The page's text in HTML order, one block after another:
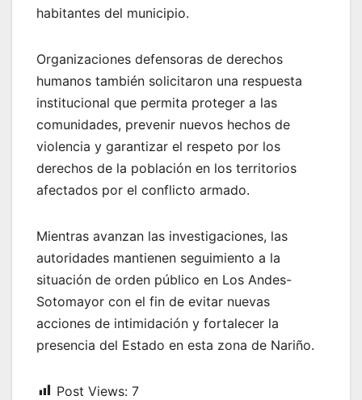
habitantes del municipio.
Organizaciones defensoras de derechos
humanos también solicitaron una respuesta
institucional que permita proteger a las
comunidades, prevenir nuevos hechos de
violencia y garantizar el respeto por los
derechos de la población en los territorios
afectados por el conflicto armado.
Mientras avanzan las investigaciones, las
autoridades mantienen seguimiento a la
situación de orden público en Los Andes-
Sotomayor con el fin de evitar nuevas
acciones de intimidación y fortalecer la
presencia del Estado en esta zona de Nariño.
Post Views: 7